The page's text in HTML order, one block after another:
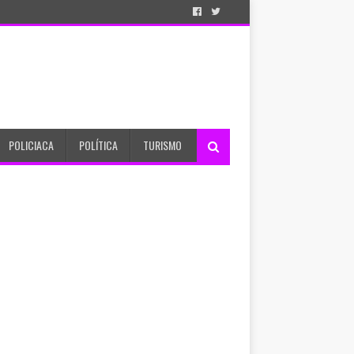
POLICIACA POLÍTICA TURISMO